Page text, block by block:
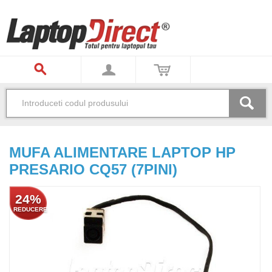
MUFA ALIMENTARE LAPTOP HP
PRESARIO CQ57 (7PINI)
24%
REDUCERE